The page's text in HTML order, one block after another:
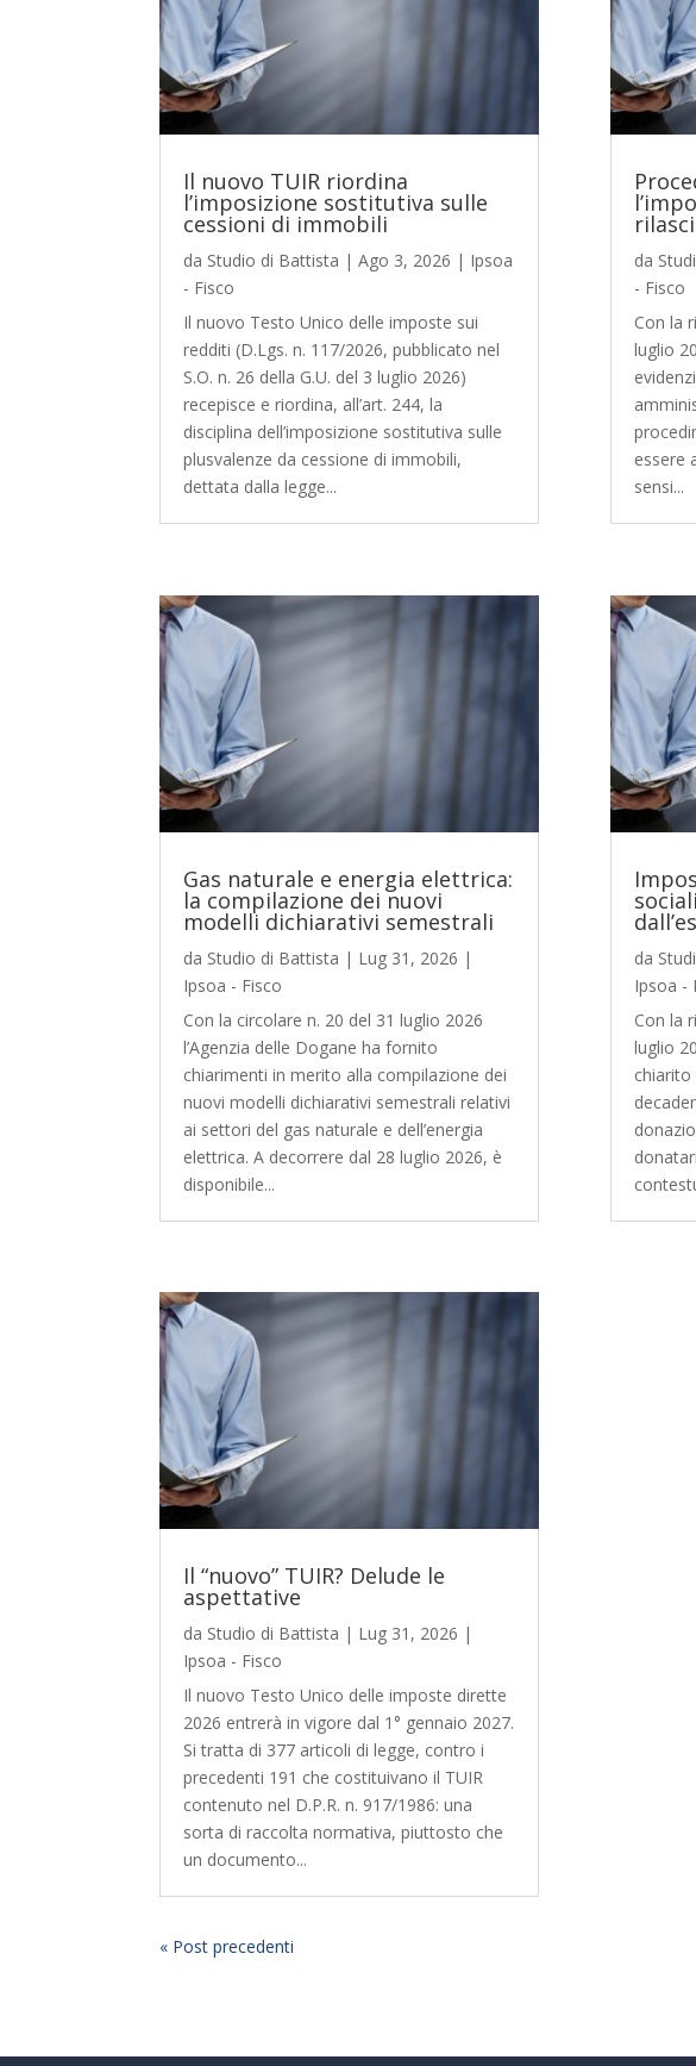
Il nuovo TUIR riordina
l’imposizione sostitutiva sulle
cessioni di immobili
da Studio di Battista |Ago 3, 2026 | Ipsoa
- Fisco
Il nuovo Testo Unico delle imposte sui
redditi (D.Lgs. n. 117/2026, pubblicato nel
S.O. n. 26 della G.U. del 3 luglio 2026)
recepisce e riordina, all’art. 244, la
disciplina dell’imposizione sostitutiva sulle
plusvalenze da cessione di immobili,
dettata dalla legge...
Gas naturale e energia elettrica:
la compilazione dei nuovi
modelli dichiarativi semestrali
da Studio di Battista | Lug 31, 2026 |
Ipsoa - Fisco
Con la circolare n. 20 del 31 luglio 2026
l’Agenzia delle Dogane ha fornito
chiarimenti in merito alla compilazione dei
nuovi modelli dichiarativi semestrali relativi
ai settori del gas naturale e dell’energia
elettrica. A decorrere dal 28 luglio 2026, è
disponibile...
Il “nuovo” TUIR? Delude le
aspettative
da Studio di Battista | Lug 31, 2026 |
Ipsoa - Fisco
Il nuovo Testo Unico delle imposte dirette
2026 entrerà in vigore dal 1° gennaio 2027.
Si tratta di 377 articoli di legge, contro i
precedenti 191 che costituivano il TUIR
contenuto nel D.P.R. n. 917/1986: una
sorta di raccolta normativa, piuttosto che
un documento...
da
- Fisco
Con la
luglio
essere
sensi...
da
Ipsoa -
Con la
luglio
chiarito
« Post precedenti